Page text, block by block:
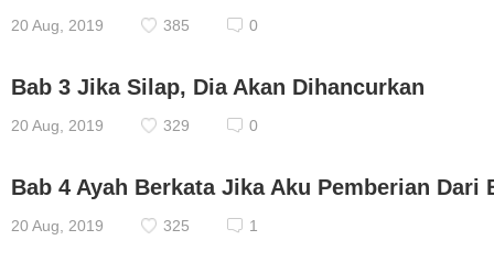
20 Aug, 2019 385 0
Bab 3 Jika Silap, Dia Akan Dihancurkan
20 Aug, 2019 329 0
Bab 4 Ayah Berkata Jika Aku Pemberian Dari
20 Aug, 2019 325 1